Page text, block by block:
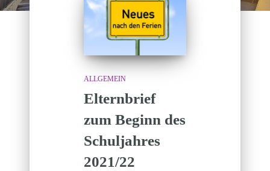
ALLGEMEIN
Elternbrief
zum Beginn des
Schuljahres
2021/22